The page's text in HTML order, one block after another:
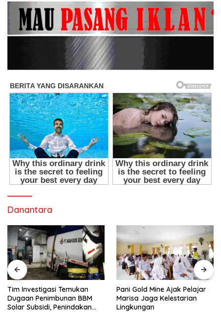
Danantara
Pani Gold Mine Ajak Pelajar
Marisa Jaga Kelestarian
Lingkungan
H. Muhammad Faizal :
Pembinaan Politik Penting
untuk Menciptakan Kompetisi